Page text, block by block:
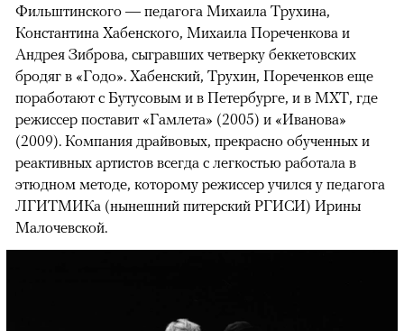
Фильштинского — педагога Михаила Трухина,
Константина Хабенского, Михаила Пореченкова и
Андрея Зиброва, сыгравших четверку беккетовских
бродяг в «Годо». Хабенский, Трухин, Пореченков еще
поработают с Бутусовым и в Петербурге, и в МХТ, где
режиссер поставит «Гамлета» (2005) и «Иванова»
(2009). Компания драйвовых, прекрасно обученных и
реактивных артистов всегда с легкостью работала в
этюдном методе, которому режиссер учился у педагога
ЛГИТМИКа (нынешний питерский РГИСИ) Ирины
Малочевской.